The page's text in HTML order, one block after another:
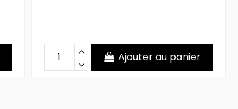
Ajouter au panier